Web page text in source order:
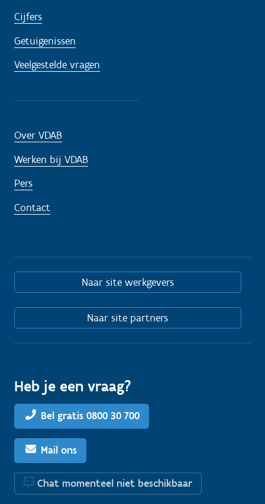
Cijfers
Getuigenissen
Veelgestelde vragen
Over VDAB
Werken bij VDAB
Pers
Contact
Naar site werkgevers
Naar site partners
Heb je een vraag?
Bel gratis 0800 30 700
Mail ons
Chat momenteel niet beschikbaar